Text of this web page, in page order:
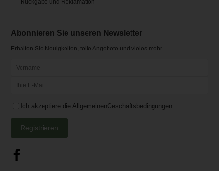
Rückgabe und Reklamation
Abonnieren Sie unseren Newsletter
Erhalten Sie Neuigkeiten, tolle Angebote und vieles mehr
Ich akzeptiere die AllgemeinenGeschäftsbedingungen
Registrieren